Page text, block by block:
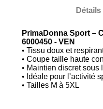
PrimaDonna Sport –
6000450 - VEN
• Tissu doux et
• Coupe taille haute
• Maintien discret sous
• Idéale pour l’activité
• Tailles M à 5XL